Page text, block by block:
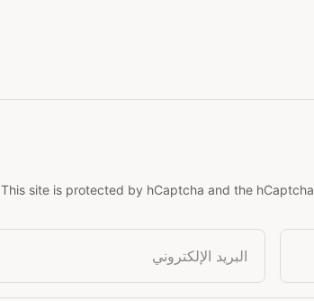
This site is protected by hCaptcha and the hCaptcha
البريد الإلكتروني